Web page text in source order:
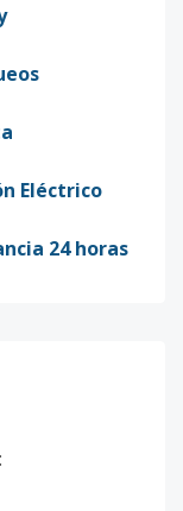
Eléctrico
24 horas
: